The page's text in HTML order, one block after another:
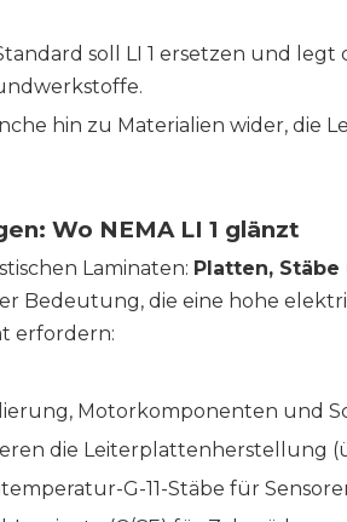
soll LI 1 ersetzen und
hin zu Materialien wider, die
Wo NEMA LI 1 glänzt
Laminaten: Platten, Stäbe
Bedeutung, die eine hohe
erfordern:
Motorkomponenten und
die Leiterplattenherstellung
G-11-Stäbe für